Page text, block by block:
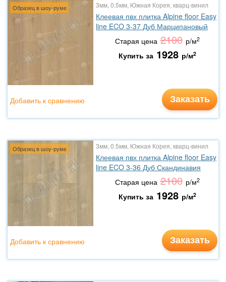
Образец в шоу-руме 3мм, 0.5мм, Южная Корея, кварц-винил
Клеевая пвх плитка Alpine floor Easy
line ECO 3-37 Дуб Марципановый
Старая цена 2100 р/м2
Купить за 1928 р/м2
Заказать
Добавить к сравнению
Образец в шоу-руме 3мм, 0.5мм, Южная Корея, кварц-винил
Клеевая пвх плитка Alpine floor Easy
line ECO 3-36 Дуб Скандинавия
Старая цена 2100 р/м2
Купить за 1928 р/м2
Заказать
Добавить к сравнению